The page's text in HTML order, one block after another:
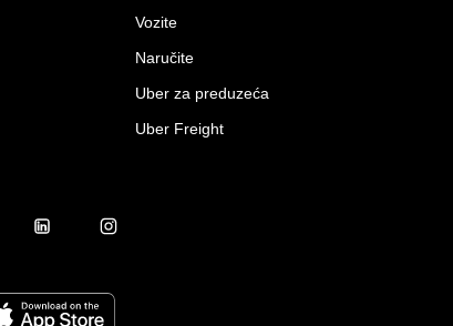
Vozite
Naručite
Uber za preduzeća
Uber Freight